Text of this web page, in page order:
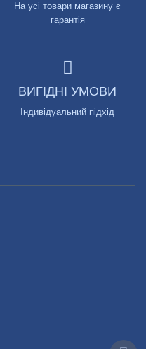
На усі товари магазину є
гарантія
ВИГІДНІ УМОВИ
Індивідуальний підхід